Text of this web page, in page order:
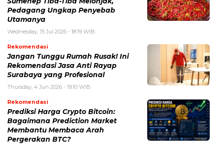
Pedagang Ungkap Penyebab
Utamanya
Wednesday, 15 Jul 2026 - 18:19 WIB
Rekomendasi
Jangan Tunggu Rumah Rusak! Ini
Rekomendasi Jasa Anti Rayap
Surabaya yang Profesional
Thursday, 4 Jun 2026 - 19:10 WIB
Rekomendasi
Prediksi Harga Crypto Bitcoin:
Bagaimana Prediction Market
Membantu Membaca Arah
Pergerakan BTC?